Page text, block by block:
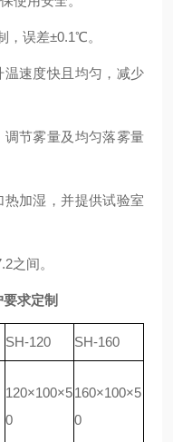
，误差±0.1℃。
速度快且均匀，减少
节雾量及均匀落雾量
加湿，并提供试验室
之间。
求定制
SH-120 SH-160
120×100×5
0
160×100×5
0